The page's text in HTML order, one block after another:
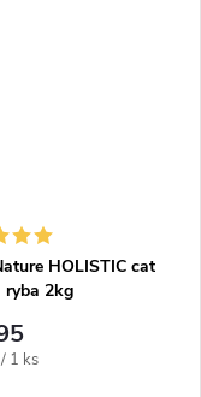
HOLISTIC cat
ryba 2kg
1 ks